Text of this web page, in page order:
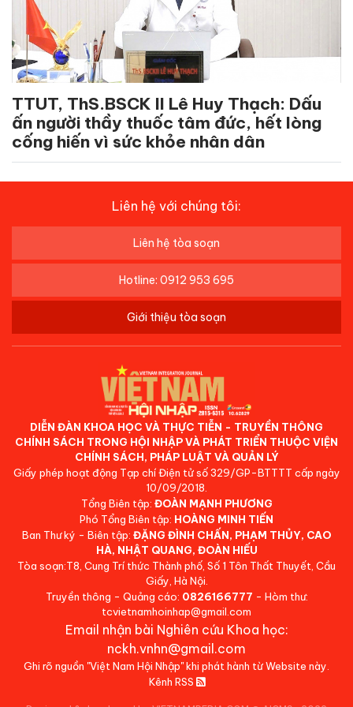
TTUT, ThS.BSCK II Lê Huy Thạch: Dấu
ấn người thầy thuốc tâm đức, hết lòng
cống hiến vì sức khỏe nhân dân
Liên hệ với chúng tôi:
Liên hệ tòa soạn
Hotline: 0912 953 695
Giới thiệu tòa soạn
DIỄN ĐÀN KHOA HỌC VÀ THỰC TIỄN - TRUYỀN THÔNG
CHÍNH SÁCH TRONG HỘI NHẬP VÀ PHÁT TRIỂN THUỘC VIỆN
CHÍNH SÁCH, PHÁP LUẬT VÀ QUẢN LÝ
Giấy phép hoạt động Tạp chí Điện tử số 329/GP-BTTTT cấp ngày
10/09/2018.
Tổng Biên tập: ĐOÀN MẠNH PHƯƠNG
Phó Tổng Biên tập: HOÀNG MINH TIẾN
Ban Thư ký - Biên tập: ĐẶNG ĐÌNH CHẤN, PHẠM THỦY, CAO
HÀ, NHẬT QUANG, ĐOÀN HIẾU
Tòa soạn:T8, Cung Trí thức Thành phố, Số 1 Tôn Thất Thuyết, Cầu
Giấy, Hà Nội.
Truyền thông - Quảng cáo: 0826166777 - Hòm thư:
tcvietnamhoinhap@gmail.com
Email nhận bài Nghiên cứu Khoa học:
nckh.vnhn@gmail.com
Ghi rõ nguồn "Việt Nam Hội Nhập" khi phát hành từ Website này.
Kênh RSS